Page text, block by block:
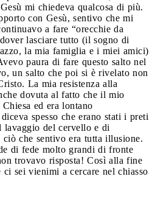
mi chiedeva qualcosa di più.
con Gesù, sentivo che mi
a fare “orecchie da
lasciare tutto (il sogno di
la mia famiglia e i miei amici)
paura di fare questo salto nel
un salto che poi si è rivelato non
La mia resistenza alla
dovuta al fatto che il mio
ed era lontano
spesso che erano stati i preti
lavaggio del cervello e di
ciò che sentivo era tutta illusione.
di fede molto grandi di fronte
trovavo risposta! Così alla fine
ci sei vienimi a cercare nel chiasso